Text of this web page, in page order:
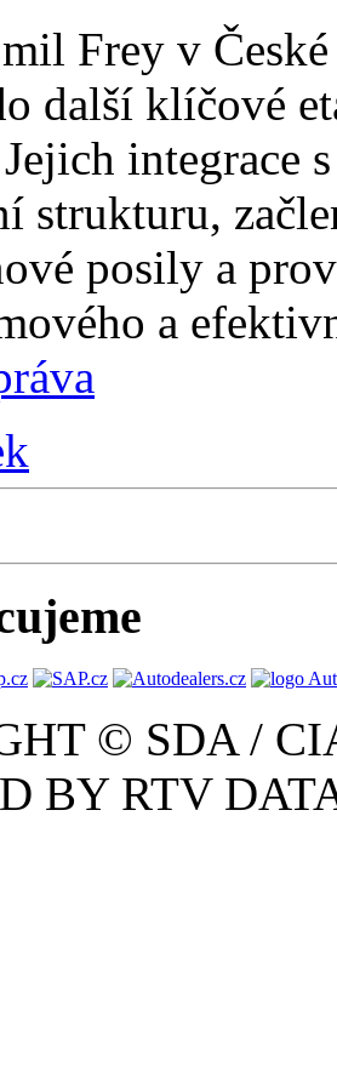
Frey v
další klíčové
integrace
strukturu,
posily a
a
© SDA /
BY RTV